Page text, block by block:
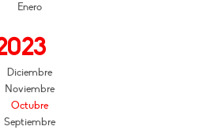
Enero
Diciembre
Noviembre
Octubre
Septiembre